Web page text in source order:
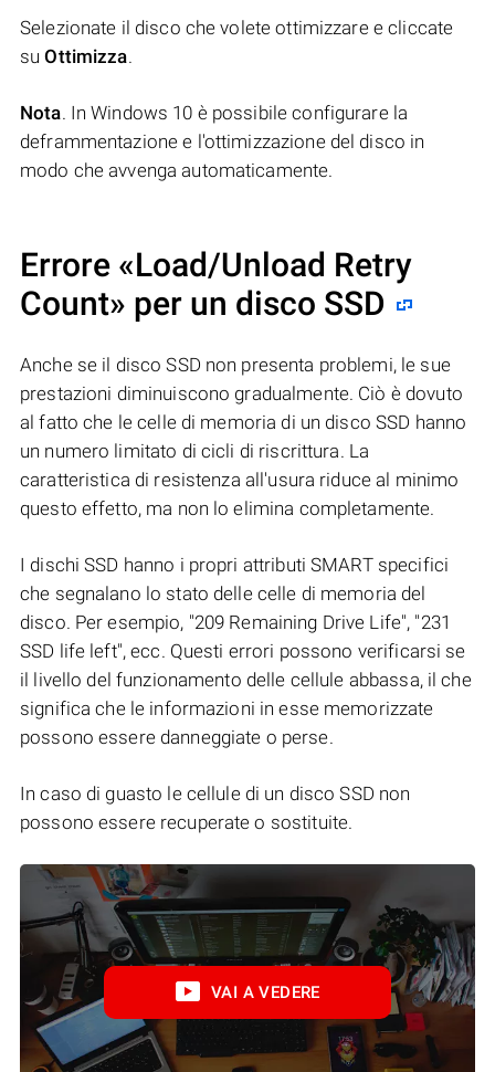
Selezionate il disco che volete ottimizzare e cliccate
suOttimizza.
Nota. In Windows 10 è possibile configurare la
deframmentazione e l'ottimizzazione del disco in
modo che avvenga automaticamente.
Errore «Load/Unload Retry
Count» per un disco SSD
Anche se il disco SSD non presenta problemi, le sue
prestazioni diminuiscono gradualmente. Ciò è dovuto
al fatto che le celle di memoria di un disco SSD hanno
un numero limitato di cicli di riscrittura. La
caratteristica di resistenza all'usura riduce al minimo
questo effetto, ma non lo elimina completamente.
I dischi SSD hanno i propri attributi SMART specifici
che segnalano lo stato delle celle di memoria del
disco. Per esempio, "209 Remaining Drive Life", "231
SSD life left", ecc. Questi errori possono verificarsi se
il livello del funzionamento delle cellule abbassa, il che
significa che le informazioni in esse memorizzate
possono essere danneggiate o perse.
In caso di guasto le cellule di un disco SSD non
possono essere recuperate o sostituite.
VAI A VEDERE